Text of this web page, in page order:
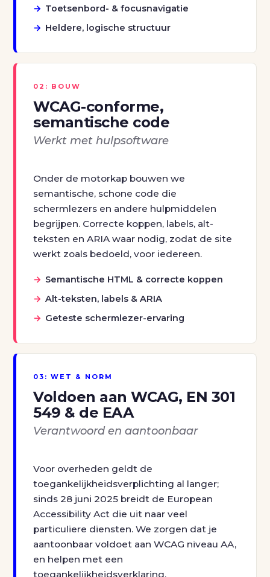
Toetsenbord- & focusnavigatie
Heldere, logische structuur
02: BOUW
WCAG-conforme,
semantische code
Werkt met hulpsoftware
Onder de motorkap bouwen we
semantische, schone code die
schermlezers en andere hulpmiddelen
begrijpen. Correcte koppen, labels, alt-
teksten en ARIA waar nodig, zodat de site
werkt zoals bedoeld, voor iedereen.
Semantische HTML & correcte koppen
Alt-teksten, labels & ARIA
Geteste schermlezer-ervaring
03: WET & NORM
Voldoen aan WCAG, EN 301
549 & de EAA
Verantwoord en aantoonbaar
Voor overheden geldt de
toegankelijkheidsverplichting al langer;
sinds 28 juni 2025 breidt de European
Accessibility Act die uit naar veel
particuliere diensten. We zorgen dat je
aantoonbaar voldoet aan WCAG niveau AA,
en helpen met een
toegankelijkheidsverklaring.